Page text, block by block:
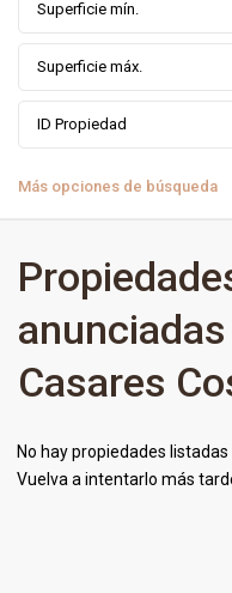
Más opciones de búsqueda
anunciadas
Casares
No hay propiedades
Vuelva a intentarlo más